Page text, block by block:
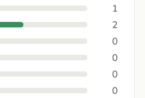
1
2
0
0
0
0